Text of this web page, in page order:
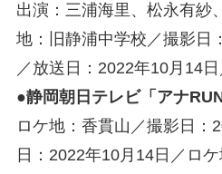
出演：三浦海里、松永有紗
地：旧静浦中学校／撮影日
／放送日：2022年10月14
●静岡朝日テレビ「アナ
ロケ地：香貫山／撮影日：
日：2022年10月14日／ロ